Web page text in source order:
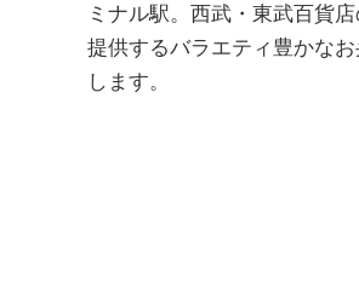
ミナル駅。西武・東武百貨
提供するバラエティ豊かな
します。